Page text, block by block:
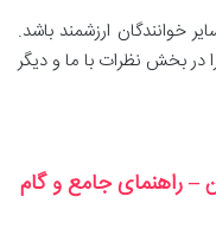
خوانندگان ارزشمند باشد.
بخش نظرات با ما و دیگر
– راهنمای جامع و گام